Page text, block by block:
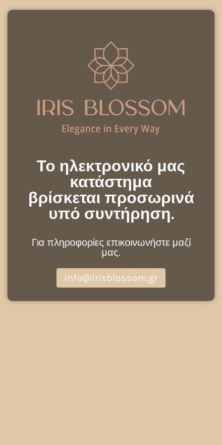
Το ηλεκτρονικό μας
κατάστημα
βρίσκεται προσωρινά
υπό συντήρηση.
Για πληροφορίες επικοινωνήστε μαζί
μας.
info@irisblossom.gr